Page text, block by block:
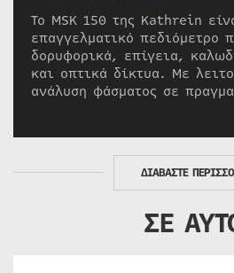
Το MSK 150 της Kathrein
επαγγελματικό πεδιόμετρο
δορυφορικά, επίγεια,
και οπτικά δίκτυα. Με
ανάλυση φάσματος σε
ΔΙΑΒΑΣΤΕ
ΣΕ